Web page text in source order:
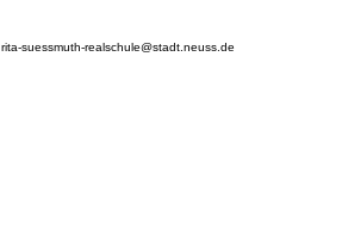
rita-suessmuth-realschule@stadt.neuss.de